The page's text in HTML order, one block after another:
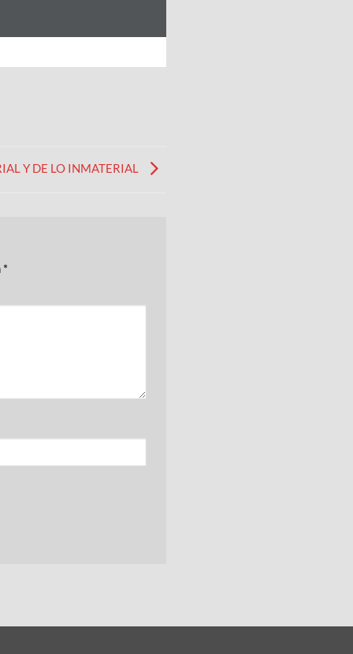
Y DE LO INMATERIAL
*